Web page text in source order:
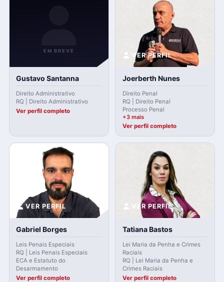
EM BREVE
Gustavo Santanna
Direito Administrativo
RQ | Direito Administrativo
Ver perfil completo
VER PERFIL
Joerberth Nunes
Direito Penal
RQ | Direito Penal
Processo Penal
+3 mais
Ver perfil completo
VER PERFIL
Gabriel Borges
Leis Penais Especiais
RQ | Leis Penais Especiais
ECA e Estatuto do
Desarmamento
Ver perfil completo
VER PERFIL
Tatiana Bastos
Lei Maria da Penha e Crimes
Raciais
RQ | Lei Maria da Penha e
Crimes Raciais
Ver perfil completo